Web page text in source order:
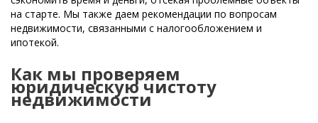
на старте. Мы также даем рекомендации по вопросам
недвижимости, связанными с налогообложением и
ипотекой.
Как мы проверяем
юридическую чистоту
недвижимости